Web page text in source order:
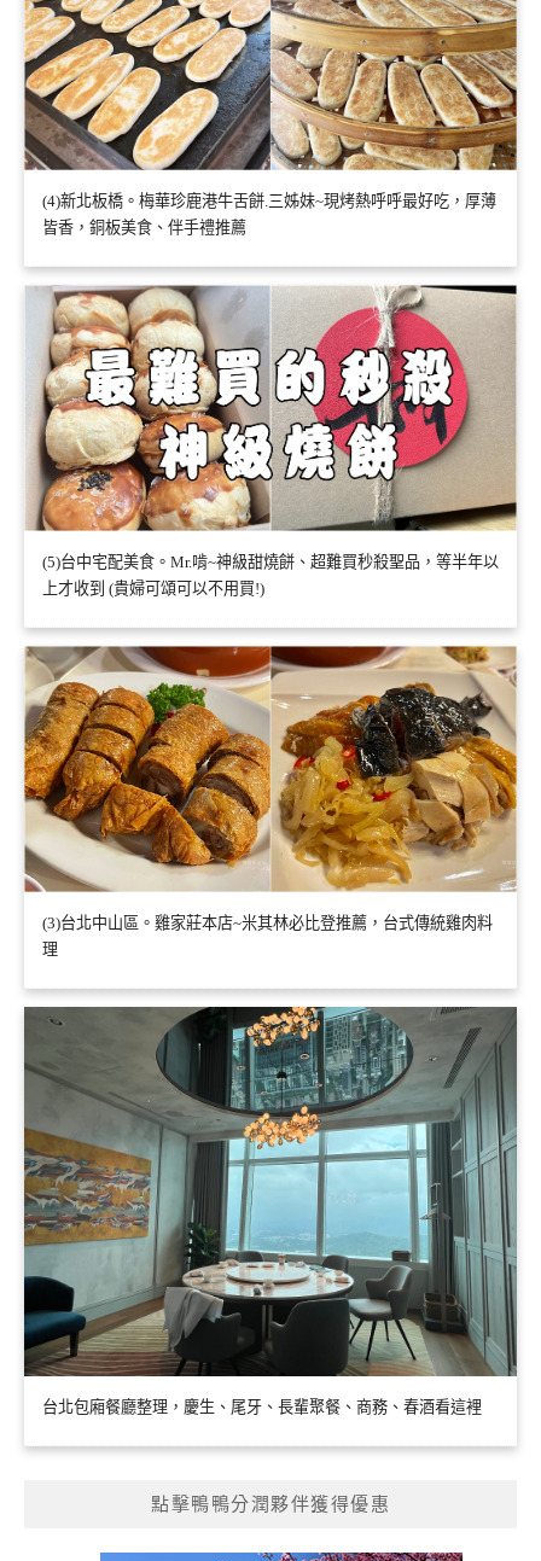
(4)新北板橋。梅華珍鹿港牛舌餅.三姊妹~現烤熱呼呼最好吃，厚薄
皆香，銅板美食、伴手禮推薦
(5)台中宅配美食。Mr.啃~神級甜燒餅、超難買秒殺聖品，等半年以
上才收到 (貴婦可頌可以不用買!)
(3)台北中山區。雞家莊本店~米其林必比登推薦，台式傳統雞肉料
理
台北包廂餐廳整理，慶生、尾牙、長輩聚餐、商務、春酒看這裡
點擊鴨鴨分潤夥伴獲得優惠